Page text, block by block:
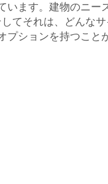
います。建物のニー
てそれは、どんな
プションを持つこと